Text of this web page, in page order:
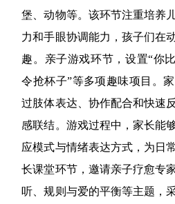
堡、动物等。该环节注重培养
力和手眼协调能力，孩子们在
趣。亲子游戏环节，设置“你
令抢杯子”等多项趣味项目。
过肢体表达、协作配合和快速
感联结。游戏过程中，家长能
应模式与情绪表达方式，为日
长课堂环节，邀请亲子疗愈专
听、规则与爱的平衡等主题，